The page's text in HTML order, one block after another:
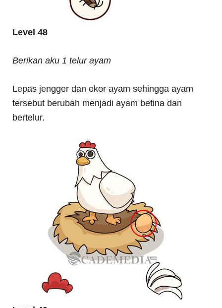
Level 48
Berikan aku 1 telur ayam
Lepas jengger dan ekor ayam sehingga ayam
tersebut berubah menjadi ayam betina dan
bertelur.